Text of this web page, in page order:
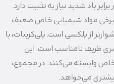
باد شدید نیاز به تثبیت دارد.
برخی مواد شیمیایی خاص ضعیف
از پلکسی است. پلی‌کربنات، با
ظریف نامناسب است. این
خاص وابسته می‌کنند. در مجموع،
می‌خواهد.